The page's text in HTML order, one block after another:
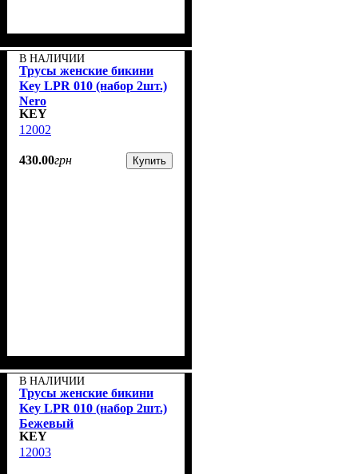
В НАЛИЧИИ
Трусы женские бикини
Key LPR 010 (набор 2шт.)
Nero
KEY
12002
430.00грн Купить
В НАЛИЧИИ
Трусы женские бикини
Key LPR 010 (набор 2шт.)
Бежевый
KEY
12003